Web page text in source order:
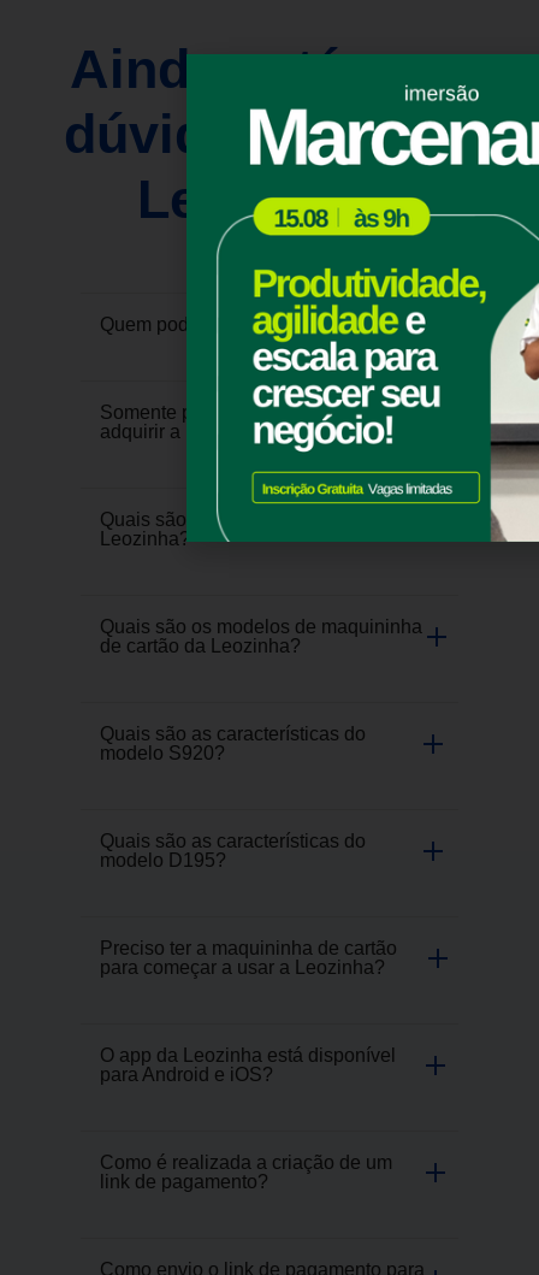
Ainda está com
dúvidas sobre a
Leozinha?
Quem pode solicitar a Leozinha?
Somente pessoas com CNPJ podem
adquirir a Leozinha?
Quais são os principais benefícios da
Leozinha?
Quais são os modelos de maquininha
de cartão da Leozinha?
Quais são as características do
modelo S920?
Quais são as características do
modelo D195?
Preciso ter a maquininha de cartão
para começar a usar a Leozinha?
O app da Leozinha está disponível
para Android e iOS?
Como é realizada a criação de um
link de pagamento?
Como envio o link de pagamento para